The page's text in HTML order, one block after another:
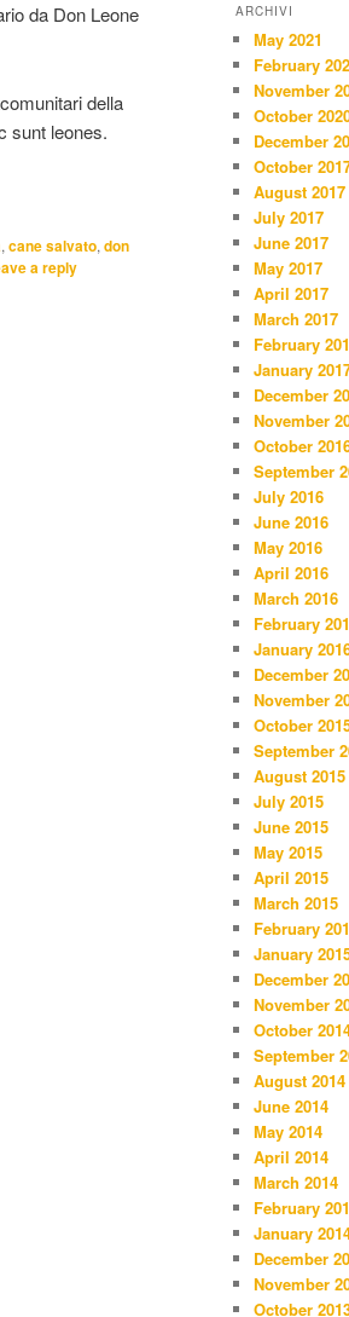
da Don Leone
della
sunt leones.
, cane salvato, don
a reply
ARCHIVI
May 2021
February
November
October
December
October
August 2017
July 2017
June 2017
May 2017
April 2017
March 2017
February
January
December
November
October
September
July 2016
June 2016
May 2016
April 2016
March 2016
February
January
December
November
October
September
August 2015
July 2015
June 2015
May 2015
April 2015
March 2015
February
January
December
November
October
September
August 2014
June 2014
May 2014
April 2014
March 2014
February
January
December
November
October